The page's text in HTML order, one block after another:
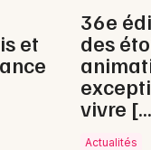
à Lourdes
à Lourdes
et
36e
des
vivre
Actualités